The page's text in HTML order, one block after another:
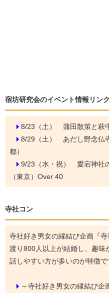
宿坊研究会のイベント情報リンク
8/23（土） 蒲田散策と萩
8/29（土） あだし野念仏
都）
9/23（水・祝） 愛宕神社
（東京）Over 40
寺社コン
寺社好き男女の縁結び企画『
渡り800人以上が結婚し、趣味
話しやすい方が多いのが特徴で
～寺社好き男女の縁結び